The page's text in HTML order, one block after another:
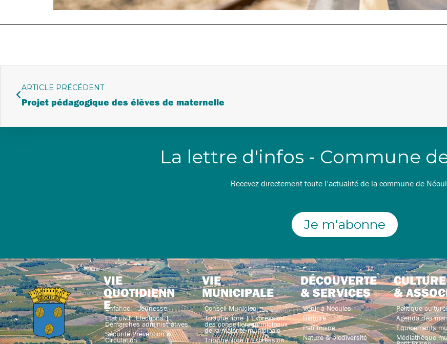
ARTICLE PRÉCÉDENT
Projet pédagogique des élèves de maternelle
La lettre d'infos - Commune
Recevez directement toute l’actualité de la commune de
Je m'abonne
VIE
QUOTIDIENN
E
Enfance – Jeunesse
Etat civil |Elections |
Démarches administratives
Sécurité Prévention &
Circulation
VIE
MUNICIPALE
Conseil Municipal
Tribune libre | Expression
des conseillers municipaux
de la majorité municipale
Tribune libre | Expression
DÉCOUVERTE
& SERVICES
Venir à Néoules
Histoire
Patrimoine
Nature & biodiversité
&
Politique
Agenda des
Équipements
Médiathèque